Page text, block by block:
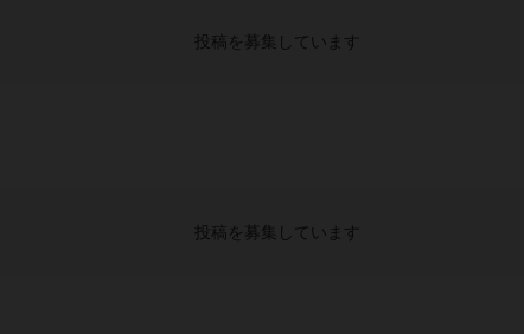
投稿を募集しています
投稿を募集しています